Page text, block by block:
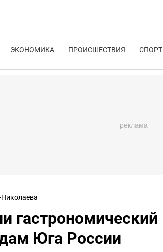
ЭКОНОМИКА ПРОИСШЕСТВИЯ СПОРТ
гастрономический
Юга России